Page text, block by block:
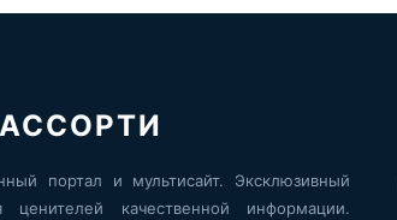
портал и мультисайт. Эксклюзивный
ценителей качественной информации.